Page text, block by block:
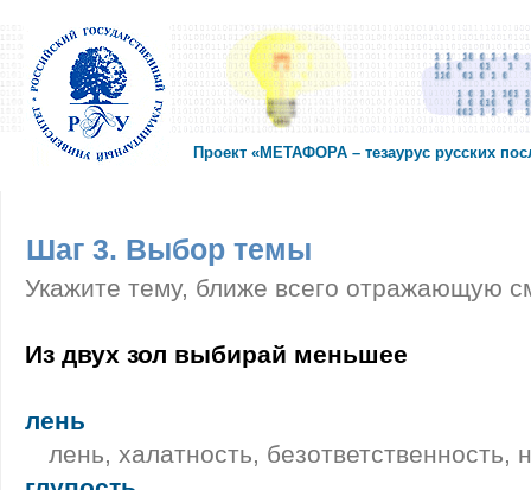
Проект «МЕТАФОРА – тезаурус русских
Шаг 3. Выбор темы
Укажите тему, ближе всего отражающую
Из двух зол выбирай меньшее
лень
лень, халатность, безответственность,